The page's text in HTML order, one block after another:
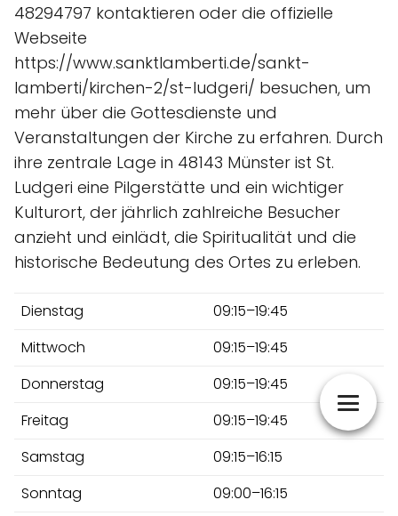
48294797 kontaktieren oder die offizielle
Webseite
https://www.sanktlamberti.de/sankt-
lamberti/kirchen-2/st-ludgeri/ besuchen, um
mehr über die Gottesdienste und
Veranstaltungen der Kirche zu erfahren. Durch
ihre zentrale Lage in 48143 Münster ist St.
Ludgeri eine Pilgerstätte und ein wichtiger
Kulturort, der jährlich zahlreiche Besucher
anzieht und einlädt, die Spiritualität und die
historische Bedeutung des Ortes zu erleben.
Dienstag
09:15–19:45
Mittwoch
09:15–19:45
Donnerstag
09:15–19:45
Freitag
09:15–19:45
Samstag
09:15–16:15
Sonntag
09:00–16:15